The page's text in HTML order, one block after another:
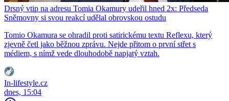
Drsný vtip na adresu Tomia Okamury udeřil hned 2x: Předseda
Sněmovny si svou reakcí udělal obrovskou ostudu
Tomio Okamura se ohradil proti satirickému textu Reflexu, který
zjevně četl jako běžnou zprávu. Nejde přitom o první střet s
médiem, s nímž vede dlouhodobě napjatý vztah.
In-lifestyle.cz
dnes, 15:04